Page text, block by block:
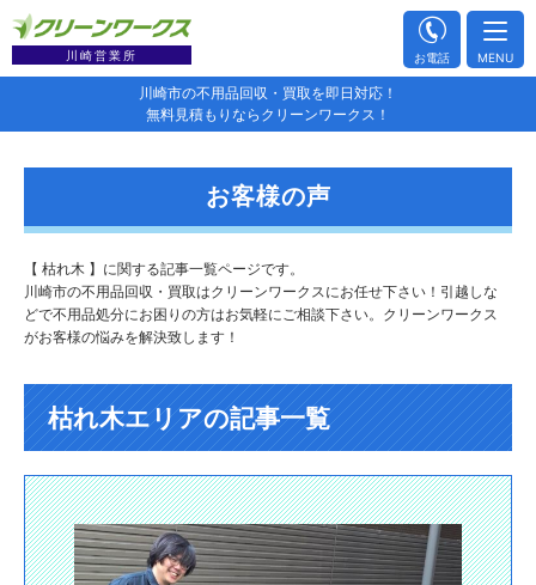
川崎市の不用品回収・買取を即日対応！
無料見積もりならクリーンワークス！
川崎営業所 お電話 MENU
お客様の声
【 枯れ木 】に関する記事一覧ページです。
川崎市の不用品回収・買取はクリーンワークスにお任せ下さい！引越しな
どで不用品処分にお困りの方はお気軽にご相談下さい。クリーンワークス
がお客様の悩みを解決致します！
枯れ木エリアの記事一覧